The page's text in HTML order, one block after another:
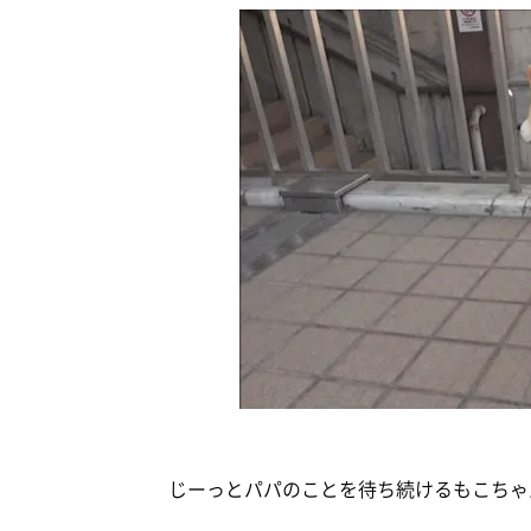
じーっとパパのことを待ち続けるもこち